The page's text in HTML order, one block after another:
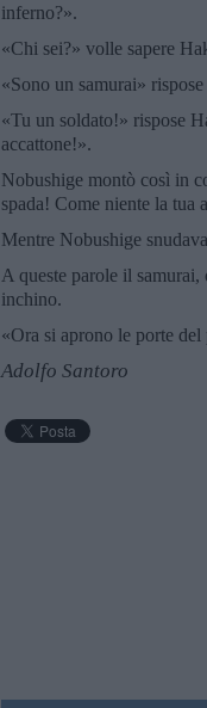
inferno?».
«Chi sei?» volle sapere
«Sono un samurai»
«Tu un soldato!» rispose
accattone!».
Nobushige montò così in
spada! Come niente la tua
Mentre Nobushige
A queste parole il
inchino.
«Ora si aprono le porte
Adolfo Santoro